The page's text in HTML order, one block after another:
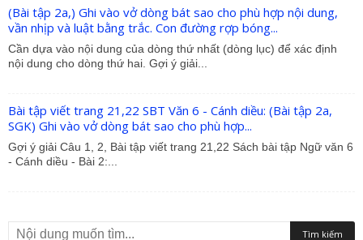
(Bài tập 2a,) Ghi vào vở dòng bát sao cho phù hợp nội dung,
vần nhịp và luật bằng trắc. Con đường rợp bóng...
Cần dựa vào nội dung của dòng thứ nhất (dòng lục) để xác định
nội dung cho dòng thứ hai. Gợi ý giải...
Bài tập viết trang 21,22 SBT Văn 6 - Cánh diều: (Bài tập 2a,
SGK) Ghi vào vở dòng bát sao cho phù hợp...
Gợi ý giải Câu 1, 2, Bài tập viết trang 21,22 Sách bài tập Ngữ văn 6
- Cánh diều - Bài 2:...